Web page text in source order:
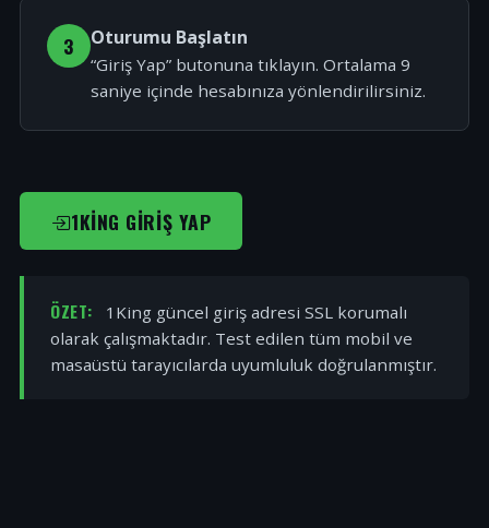
3 Oturumu Başlatın
“Giriş Yap” butonuna tıklayın. Ortalama 9
saniye içinde hesabınıza yönlendirilirsiniz.
1KING GIRIŞ YAP
ÖZET:
1King güncel giriş adresi SSL korumalı
olarak çalışmaktadır. Test edilen tüm mobil ve
masaüstü tarayıcılarda uyumluluk doğrulanmıştır.